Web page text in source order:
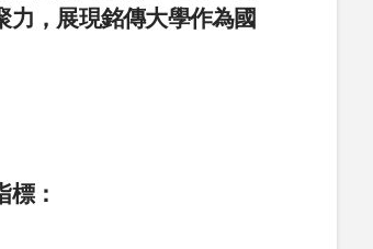
力，展現銘傳大學作為國
：